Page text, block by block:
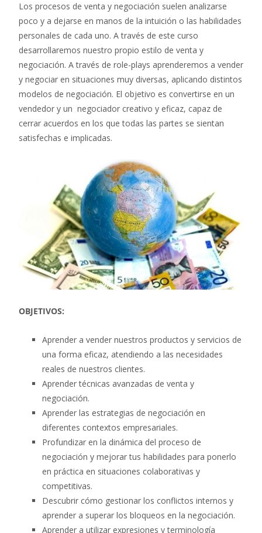
Los procesos de venta y negociación suelen analizarse
poco y a dejarse en manos de la intuición o las habilidades
personales de cada uno. A través de este curso
desarrollaremos nuestro propio estilo de venta y
negociación. A través de role-plays aprenderemos a vender
y negociar en situaciones muy diversas, aplicando distintos
modelos de negociación. El objetivo es convertirse en un
vendedor y un negociador creativo y eficaz, capaz de
cerrar acuerdos en los que todas las partes se sientan
satisfechas e implicadas.
OBJETIVOS:
Aprender a vender nuestros productos y servicios de
una forma eficaz, atendiendo a las necesidades
reales de nuestros clientes.
Aprender técnicas avanzadas de venta y
negociación.
Aprender las estrategias de negociación en
diferentes contextos empresariales.
Profundizar en la dinámica del proceso de
negociación y mejorar tus habilidades para ponerlo
en práctica en situaciones colaborativas y
competitivas.
Descubrir cómo gestionar los conflictos internos y
aprender a superar los bloqueos en la negociación.
Aprender a utilizar expresiones y terminología